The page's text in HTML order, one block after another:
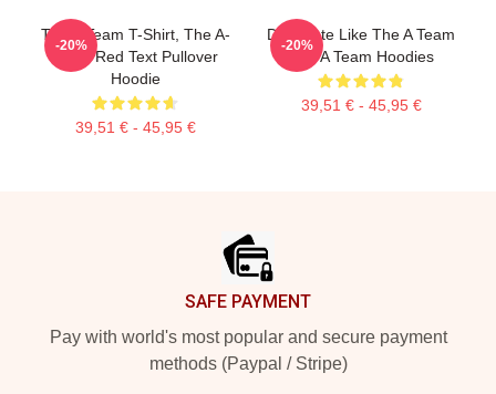
The A Team T-Shirt, The A-
Team Red Text Pullover
Hoodie
39,51 € - 45,95 €
-20%
Dominate Like The A Team
The A Team Hoodies
39,51 € - 45,95 €
-20%
SAFE PAYMENT
Pay with world's most popular and secure payment
methods (Paypal / Stripe)